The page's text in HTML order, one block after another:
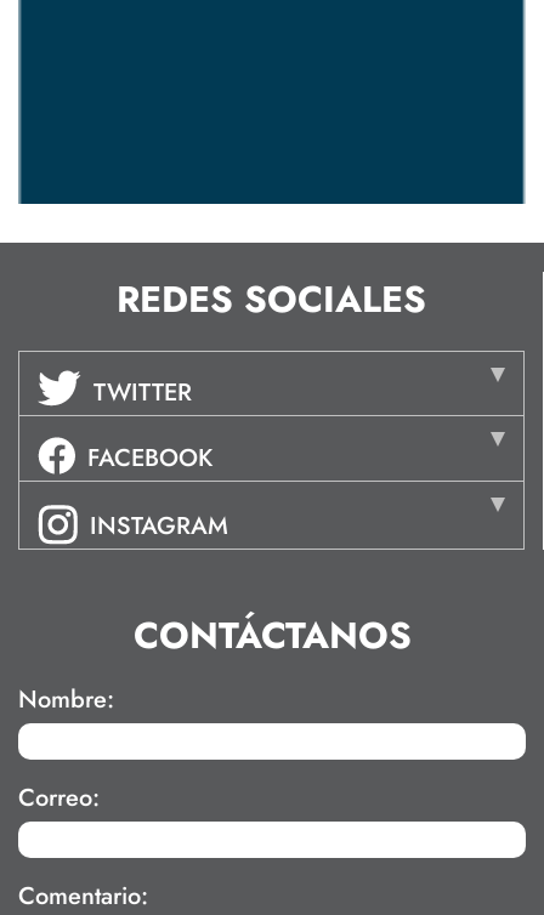
REDES SOCIALES
TWITTER
FACEBOOK
INSTAGRAM
CONTÁCTANOS
Nombre:
Correo:
Comentario: